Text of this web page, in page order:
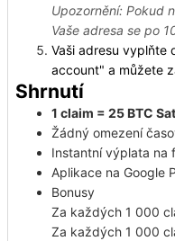
Upozornění: Pokud
Vaše adresa se po
Vaši adresu vyplňte
account" a můžete
Shrnutí
1 claim = 25 BTC
Žádný omezení
Instantní výplata na
Aplikace na Google
Bonusy
Za každých 1 000
Za každých 1 000